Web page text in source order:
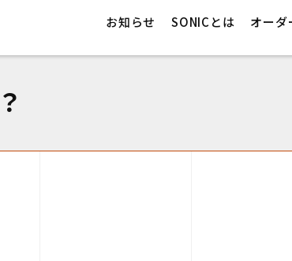
お知らせ SONICとは オーダ